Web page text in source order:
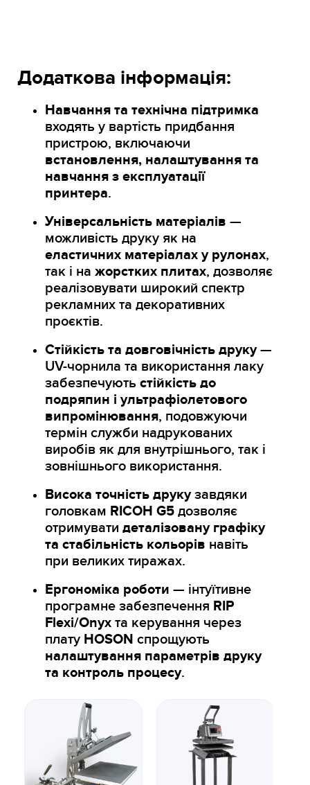
Додаткова інформація:
Навчання та технічна підтримка
входять у вартість придбання
пристрою, включаючи
встановлення, налаштування та
навчання з експлуатації
принтера.
Універсальність матеріалів —
можливість друку як на
еластичних матеріалах у рулонах,
так і на жорстких плитах, дозволяє
реалізовувати широкий спектр
рекламних та декоративних
проєктів.
Стійкість та довговічність друку—
UV-чорнила та використання лаку
забезпечують стійкість до
подряпин і ультрафіолетового
випромінювання, подовжуючи
термін служби надрукованих
виробів як для внутрішнього, так і
зовнішнього використання.
Висока точність друкузавдяки
головкам RICOH G5 дозволяє
отримувати деталізовану графіку
та стабільність кольорів навіть
при великих тиражах.
Ергономіка роботи — інтуїтивне
програмне забезпечення RIP
Flexi/Onyx та керування через
плату HOSON спрощують
налаштування параметрів друку
та контроль процесу.